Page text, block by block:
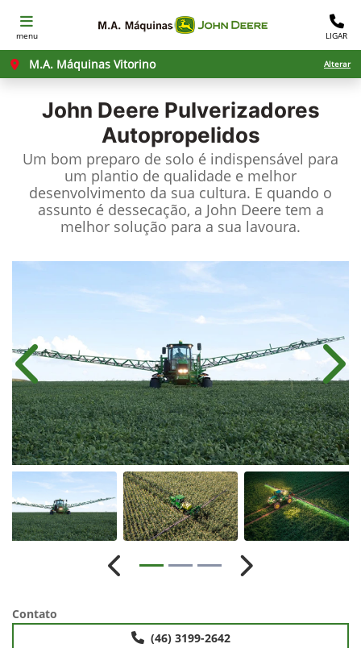
menu LIGAR
M.A. Máquinas Vitorino Alterar
John Deere Pulverizadores
Autopropelidos
Um bom preparo de solo é indispensável para
um plantio de qualidade e melhor
desenvolvimento da sua cultura. E quando o
assunto é dessecação, a John Deere tem a
melhor solução para a sua lavoura.
Anterior
Anterior Próximo
Contato
(46) 3199-2642